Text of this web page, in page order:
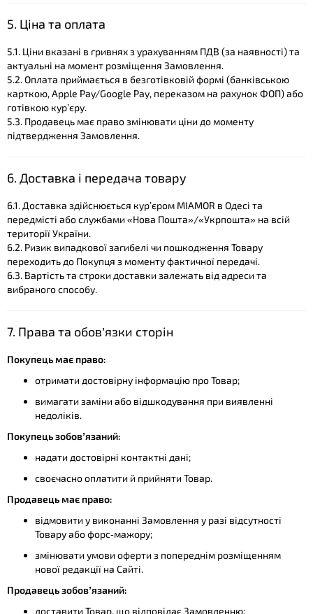
5. Ціна та оплата
5.1. Ціни вказані в гривнях з урахуванням ПДВ (за наявності) та
актуальні на момент розміщення Замовлення.
5.2. Оплата приймається в безготівковій формі (банківською
карткою, Apple Pay/Google Pay, переказом на рахунок ФОП) або
готівкою кур’єру.
5.3. Продавець має право змінювати ціни до моменту
підтвердження Замовлення.
6. Доставка і передача товару
6.1. Доставка здійснюється кур’єром MIAMOR в Одесі та
передмісті або службами «Нова Пошта»/«Укрпошта» на всій
території України.
6.2. Ризик випадкової загибелі чи пошкодження Товару
переходить до Покупця з моменту фактичної передачі.
6.3. Вартість та строки доставки залежать від адреси та
вибраного способу.
7. Права та обов’язки сторін
Покупець має право:
отримати достовірну інформацію про Товар;
вимагати заміни або відшкодування при виявленні
недоліків.
Покупець зобов’язаний:
надати достовірні контактні дані;
своєчасно оплатити й прийняти Товар.
Продавець має право:
відмовити у виконанні Замовлення у разі відсутності
Товару або форс‑мажору;
змінювати умови оферти з попереднім розміщенням
нової редакції на Сайті.
Продавець зобов’язаний:
доставити Товар, що відповідає Замовленню;